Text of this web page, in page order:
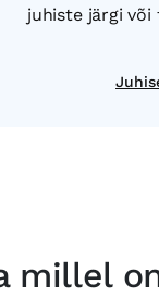
juhiste järgi või
millel